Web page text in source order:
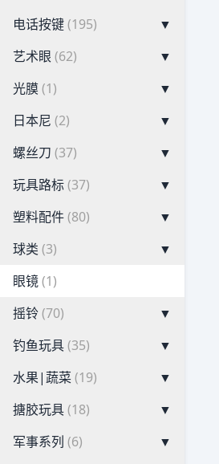
电话按键(195)
▼
艺术眼 (62)
▼
光膜(1)
▼
日本尼 (2)
▼
螺丝刀 (37)
▼
玩具路标(37)
▼
塑料配件(80)
▼
球类 (3)
▼
眼镜(1)
摇铃(70)
▼
钓鱼玩具(35)
▼
水果|蔬菜(19)
▼
搪胶玩具(18)
▼
军事系列 (6)
▼